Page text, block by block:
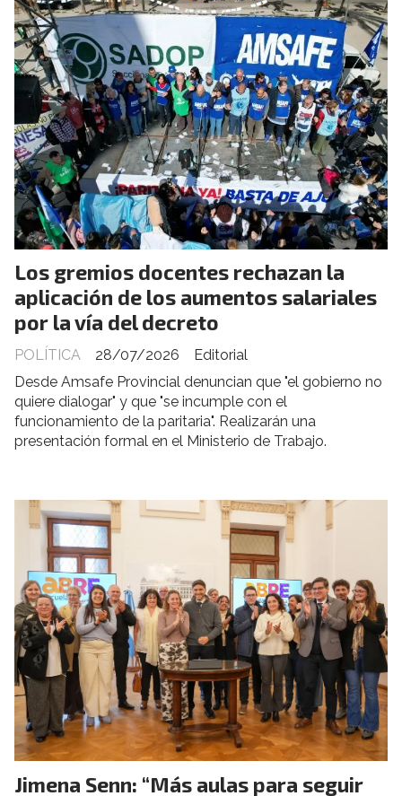
Los gremios docentes rechazan la
aplicación de los aumentos salariales
por la vía del decreto
Editorial
POLÍTICA
28/07/2026
Desde Amsafe Provincial denuncian que "el gobierno no
quiere dialogar" y que "se incumple con el
funcionamiento de la paritaria". Realizarán una
presentación formal en el Ministerio de Trabajo.
Jimena Senn: “Más aulas para seguir